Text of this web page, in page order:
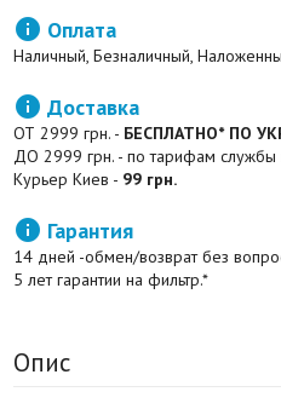
 Оплата
Наличный, Безналичный,
 Доставка
ОТ 2999 грн. - БЕСПЛАТНО* ПО
ДО 2999 грн. - по тарифам службы
Курьер Киев - 99 грн.
 Гарантия
14 дней -обмен/возврат без
5 лет гарантии на фильтр.*
Опис